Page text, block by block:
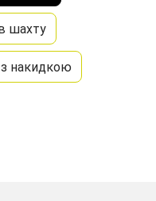
шахту
накидкою